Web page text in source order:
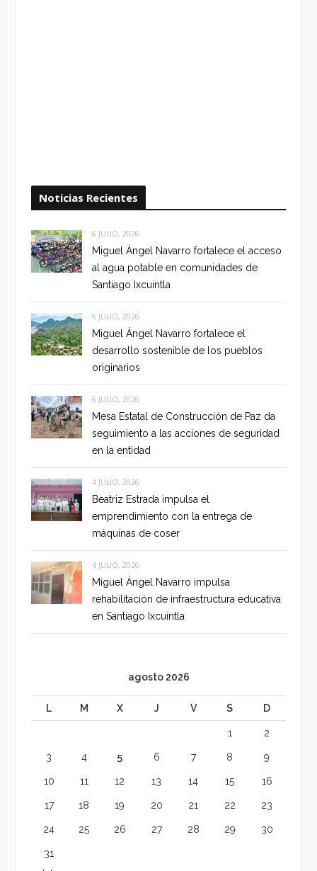
Noticias Recientes
6 JULIO, 2026
Miguel Ángel Navarro fortalece el acceso
al agua potable en comunidades de
Santiago Ixcuintla
6 JULIO, 2026
Miguel Ángel Navarro fortalece el
desarrollo sostenible de los pueblos
originarios
6 JULIO, 2026
Mesa Estatal de Construcción de Paz da
seguimiento a las acciones de seguridad
en la entidad
4 JULIO, 2026
Beatriz Estrada impulsa el
emprendimiento con la entrega de
máquinas de coser
4 JULIO, 2026
Miguel Ángel Navarro impulsa
rehabilitación de infraestructura educativa
en Santiago Ixcuintla
agosto 2026
L M X J V S D
1 2
3 4 5 6 7 8 9
10 11 12 13 14 15 16
17 18 19 20 21 22 23
24 25 26 27 28 29 30
31